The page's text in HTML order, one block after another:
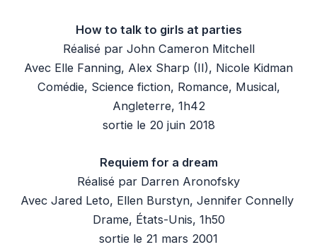
How to talk to girls at parties
Réalisé par John Cameron Mitchell
Avec Elle Fanning, Alex Sharp (II), Nicole Kidman
Comédie, Science fiction, Romance, Musical,
Angleterre, 1h42
sortie le 20 juin 2018
Requiem for a dream
Réalisé par Darren Aronofsky
Avec Jared Leto, Ellen Burstyn, Jennifer Connelly
Drame, États-Unis, 1h50
sortie le 21 mars 2001